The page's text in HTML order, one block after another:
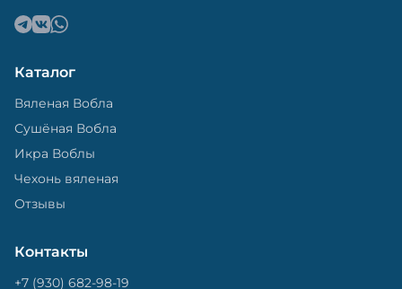
Каталог
Вяленая Вобла
Сушёная Вобла
Икра Воблы
Чехонь вяленая
Отзывы
Контакты
+7 (930) 682-98-19